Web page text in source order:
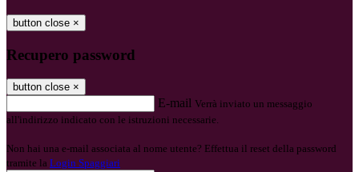
button close ×
Recupero password
button close ×
E-mail Verrà inviato un messaggio
all'indirizzo indicato con le istruzioni necessarie.
Non hai una e-mail associata al nome utente? Effettua il reset della password
tramite la Login Spaggiari